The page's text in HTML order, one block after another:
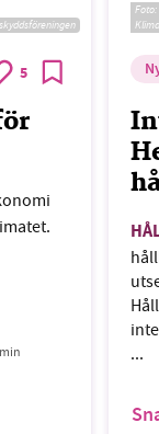
5
Foto:
...